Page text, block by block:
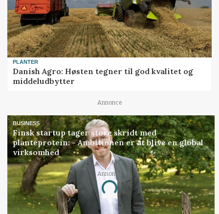
PLANTER
Danish Agro: Høsten tegner til god kvalitet og
middeludbytter
Annonce
BUSINESS
Finsk startup tager store skridt med
planteprotein: - Ambitionen er at blive en global
virksomhed
Annonce
Loading...